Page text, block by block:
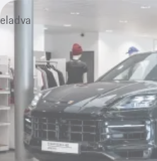
eladva